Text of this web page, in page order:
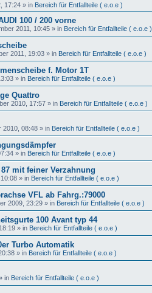
17:24 » in Bereich für Entfallteile ( e.o.e )
100 / 200 vorne
2011, 10:45 » in Bereich für Entfallteile ( e.o.e )
2011, 19:03 » in Bereich für Entfallteile ( e.o.e )
f. Motor 1T
» in Bereich für Entfallteile ( e.o.e )
Quattro
2010, 17:57 » in Bereich für Entfallteile ( e.o.e )
2010, 08:48 » in Bereich für Entfallteile ( e.o.e )
» in Bereich für Entfallteile ( e.o.e )
mit feiner Verzahnung
» in Bereich für Entfallteile ( e.o.e )
VFL ab Fahrg.:79000
2009, 23:29 » in Bereich für Entfallteile ( e.o.e )
100 Avant typ 44
» in Bereich für Entfallteile ( e.o.e )
Turbo Automatik
» in Bereich für Entfallteile ( e.o.e )
in Bereich für Entfallteile ( e.o.e )